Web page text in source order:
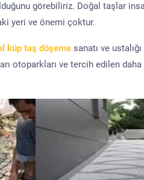
görebiliriz. Doğal taşlar
yeri ve önemi çoktur.
küp taş döşeme sanatı ve
otoparkları ve tercih edilen